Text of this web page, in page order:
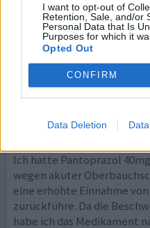
I want to opt-out of
Retention, Sale, and/or
Personal Data that Is
Purposes for which it
Opted Out
CONFIRM
Data Deletion
Pantoprazol
05.03.2023 | Frau | 56
pantoprazol (40mg)
Magenbeschwerden
Anzahl Nebenwirkungen
Ich hatte Pantoprazol
wegen akuter
eine erhöhte Einnahme
zurückführe. Da die
habe ich das Medikament